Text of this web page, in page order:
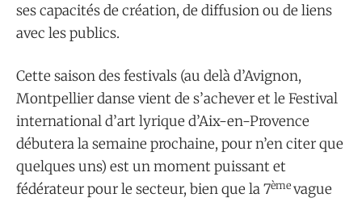
ses capacités de création, de diffusion ou de liens
avec les publics.
Cette saison des festivals (au delà d’Avignon,
Montpellier danse vient de s’achever et le Festival
international d’art lyrique d’Aix-en-Provence
débutera la semaine prochaine, pour n’en citer que
quelques uns) est un moment puissant et
fédérateur pour le secteur, bien que la 7èmevague